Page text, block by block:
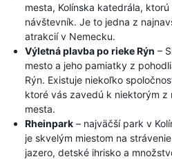
mesta, Kolínska katedrála,
návštevník. Je to jedna z
atrakcií v Nemecku.
Výletná plavba po rieke Rýn –
mesto a jeho pamiatky z
Rýn. Existuje niekoľko
ktoré vás zavedú k niektorým z
mesta.
Rheinpark – najväčší park v
je skvelým miestom na
jazero, detské ihrisko a